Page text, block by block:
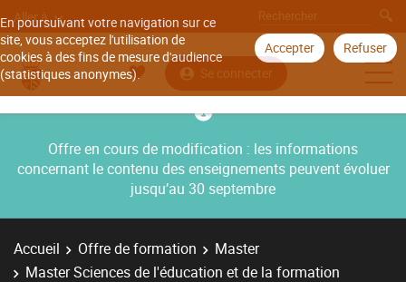
En poursuivant votre navigation sur ce
site, vous acceptez l'utilisation de
cookies à des fins de mesure d'audience
(statistiques anonymes).
Accepter Refuser
Aller à
Se connecter
Offre en cours de modification : les informations
concernant le contenu des enseignements peuvent évoluer
jusqu’au 30 septembre
Accueil Offre de formation
Master
Master Sciences de l'éducation et de la formation